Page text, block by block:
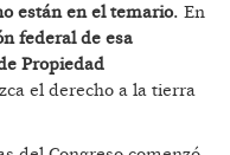
están en el temario. En
federal de esa
Propiedad
el derecho a la tierra